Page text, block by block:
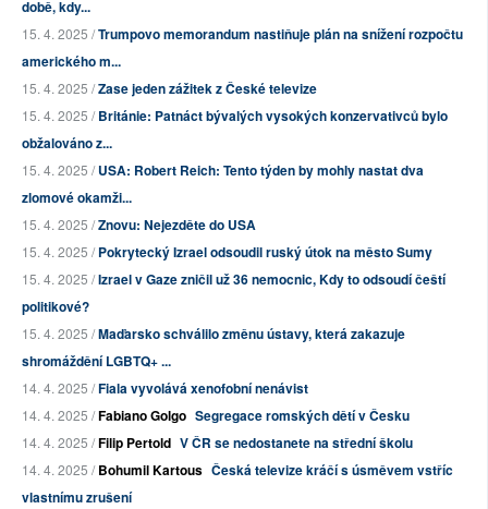
době, kdy...
15. 4. 2025 /Trumpovo memorandum nastiňuje plán na snížení rozpočtu
amerického m...
15. 4. 2025 /Zase jeden zážitek z České televize
15. 4. 2025 /Británie: Patnáct bývalých vysokých konzervativců bylo
obžalováno z...
15. 4. 2025 /USA: Robert Reich: Tento týden by mohly nastat dva
zlomové okamži...
15. 4. 2025 /Znovu: Nejezděte do USA
15. 4. 2025 /Pokrytecký Izrael odsoudil ruský útok na město Sumy
15. 4. 2025 /Izrael v Gaze zničil už 36 nemocnic, Kdy to odsoudí čeští
politikové?
15. 4. 2025 /Maďarsko schválilo změnu ústavy, která zakazuje
shromáždění LGBTQ+ ...
14. 4. 2025 /Fiala vyvolává xenofobní nenávist
14. 4. 2025 /Fabiano Golgo Segregace romských dětí v Česku
14. 4. 2025 /Filip Pertold V ČR se nedostanete na střední školu
14. 4. 2025 /Bohumil Kartous Česká televize kráčí s úsměvem vstříc
vlastnímu zrušení